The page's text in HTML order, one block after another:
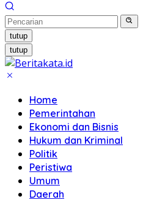
tutup
tutup
Home
Pemerintahan
Ekonomi dan Bisnis
Hukum dan Kriminal
Politik
Peristiwa
Umum
Daerah